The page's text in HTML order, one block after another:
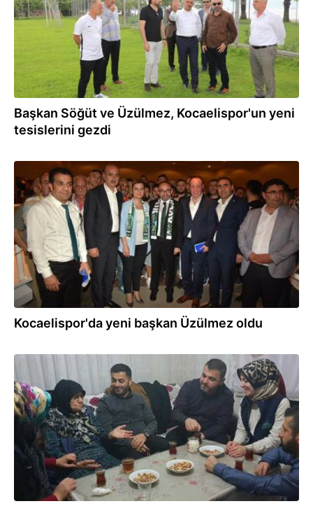
Başkan Söğüt ve Üzülmez, Kocaelispor'un yeni
tesislerini gezdi
14.06.2019
Kocaelispor'da yeni başkan Üzülmez oldu